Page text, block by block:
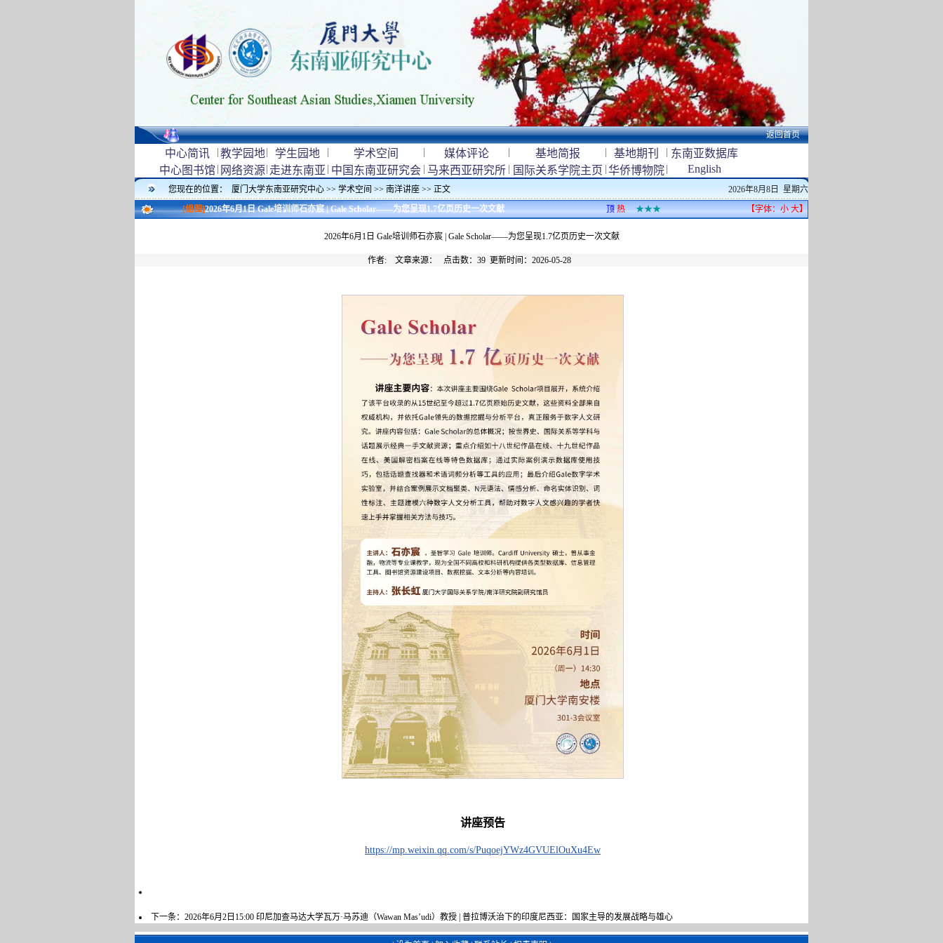
返回首页
中心简讯 |教学园地| 学生园地 | 学术空间 | 媒体评论 | 基地简报 | 基地期刊 | 东南亚数据库
中心图书馆 | 网络资源| 走进东南亚 | 中国东南亚研究会 | 马来西亚研究所 | 国际关系学院主页 |华侨博物院| English
您现在的位置： 厦门大学东南亚研究中心 >> 学术空间 >> 南洋讲座 >> 正文
2026年8月8日 星期六
[组图]2026年6月1日 Gale培训师石亦宸 | Gale Scholar——为您呈现1.7亿页历史一次文献 顶 热 ★★★ 【字体：小 大】
2026年6月1日 Gale培训师石亦宸 | Gale Scholar——为您呈现1.7亿页历史一次文献
作者: 文章来源： 点击数： 39 更新时间：2026-05-28
讲座预告
https://mp.weixin.qq.com/s/PuqoejYWz4GVUElOuXu4Ew
下一条： 2026年6月2日15:00 印尼加查马达大学瓦万·马苏迪（Wawan Mas’udi）教授 | 普拉博沃治下的印度尼西亚：国家主导的发展战略与雄心